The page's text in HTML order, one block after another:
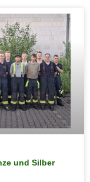
und Silber